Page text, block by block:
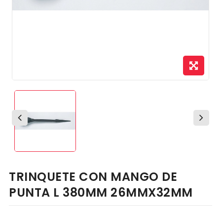
TRINQUETE CON MANGO DE
PUNTA L 380MM 26MMX32MM